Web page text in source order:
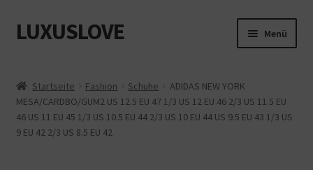
Zur
Navigation
Zum
Inhalt
LUXUSLOVE Menü
Cookie-Richtlinie (EU)
Datenschutz
Startseite Fashion Schuhe
ADIDAS NEW YORK
MESA/CARDBO/GUM2 US 12.5 EU 47 1/3 US 12 EU 46 2/3 US 11.5 EU
46 US 11 EU 45 1/3 US 10.5 EU 44 2/3 US 10 EU 44 US 9.5 EU 43 1/3 US
9 EU 42 2/3 US 8.5 EU 42